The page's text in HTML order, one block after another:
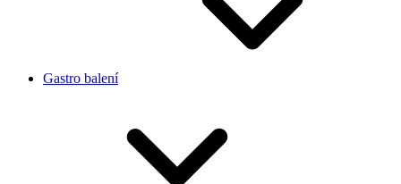
Gastro balení